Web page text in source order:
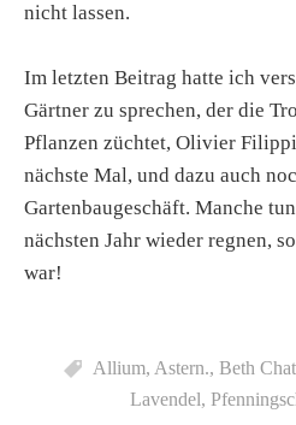
nicht lassen.
Im letzten Beitrag hatte ich
Gärtner zu sprechen, der die
Pflanzen züchtet, Olivier
nächste Mal, und dazu auch
Gartenbaugeschäft. Manche
nächsten Jahr wieder regnen,
war!
Allium, Astern., Beth
Lavendel,